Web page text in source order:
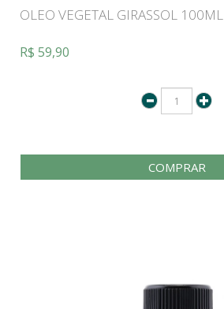
OLEO VEGETAL GIRASSOL 100ML
R$ 59,90
COMPRAR